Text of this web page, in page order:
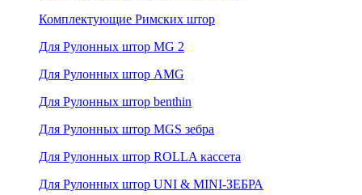
Комплектующие Римских штор
Для Рулонных штор MG 2
Для Рулонных штор AMG
Для Рулонных штор benthin
Для Рулонных штор MGS зебра
Для Рулонных штор ROLLA кассета
Для Рулонных штор UNI & MINI-ЗЕБРА